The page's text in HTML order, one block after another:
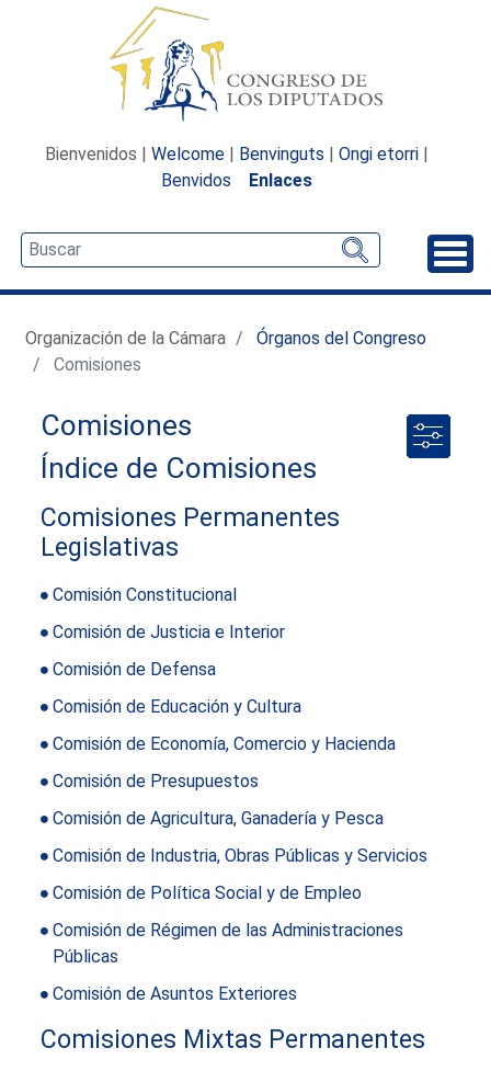
Bienvenidos | Welcome | Benvinguts | Ongi etorri |
Benvidos
Enlaces
Organización de la Cámara
Órganos del Congreso
Comisiones
Comisiones
Índice de Comisiones
Comisiones Permanentes
Legislativas
Comisión Constitucional
Comisión de Justicia e Interior
Comisión de Defensa
Comisión de Educación y Cultura
Comisión de Economía, Comercio y Hacienda
Comisión de Presupuestos
Comisión de Agricultura, Ganadería y Pesca
Comisión de Industria, Obras Públicas y Servicios
Comisión de Política Social y de Empleo
Comisión de Régimen de las Administraciones
Públicas
Comisión de Asuntos Exteriores
Comisiones Mixtas Permanentes